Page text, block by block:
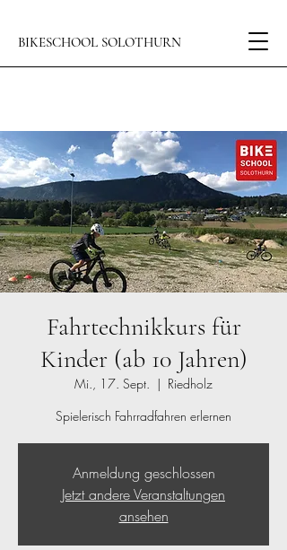
BIKESCHOOL SOLOTHURN
Fahrtechnikkurs für
Kinder (ab 10 Jahren)
Mi., 17. Sept.
  |
Riedholz
Spielerisch Fahrradfahren erlernen
Anmeldung geschlossen
Jetzt andere Veranstaltungen
ansehen